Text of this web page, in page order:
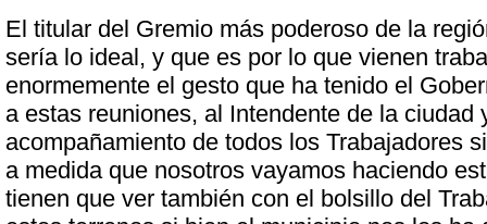
El titular del Gremio más poderoso de la
sería lo ideal, y que es por lo que vienen
enormemente el gesto que ha tenido el
a estas reuniones, al Intendente de la ciudad
acompañamiento de todos los Trabajadores
a medida que nosotros vayamos haciendo
tienen que ver también con el bolsillo del